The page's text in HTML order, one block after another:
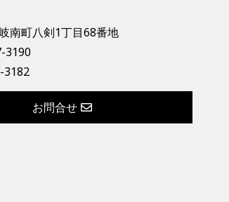
南町八剣1丁目68番地
3190
3182
お問合せ